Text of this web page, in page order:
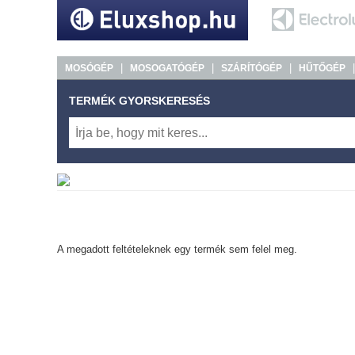
MOSÓGÉP MOSOGATÓGÉP SZÁRÍTÓGÉP HŰTŐGÉP
TERMÉK GYORSKERESÉS
A megadott feltételeknek egy termék sem felel meg.